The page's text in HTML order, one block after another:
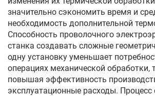
значительно сэкономить время и
необходимость дополнительной
Способность проволочного
станка создавать сложные
одну установку уменьшает
операциях механической
повышая эффективность
эксплуатационные расходы. Процесс